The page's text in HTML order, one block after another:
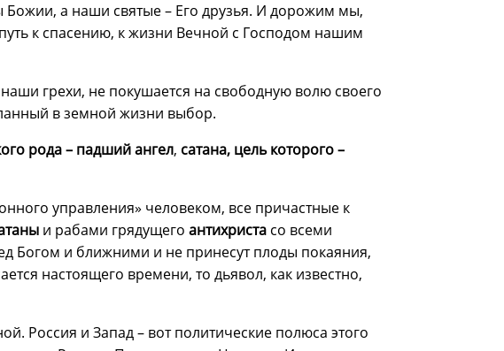
Божии, а наши святые – Его друзья. И дорожим мы,
к спасению, к жизни Вечной с Господом нашим
грехи, не покушается на свободную волю своего
в земной жизни выбор.
рода – падший ангел, сатана, цель которого –
управления» человеком, все причастные к
и рабами грядущего антихриста со всеми
Богом и ближними и не принесут плоды покаяния,
настоящего времени, то дьявол, как известно,
Россия и Запад – вот политические полюса этого